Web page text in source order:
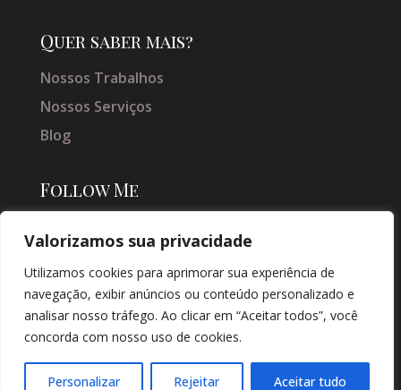
Valorizamos sua privacidade
Utilizamos cookies para aprimorar sua experiência de
navegação, exibir anúncios ou conteúdo personalizado e
analisar nosso tráfego. Ao clicar em “Aceitar todos”, você
concorda com nosso uso de cookies.
Personalizar Rejeitar Aceitar tudo
Quer saber mais?
Nossos Trabalhos
Nossos Serviços
Blog
Follow Me
SOLUÇÕES DIGITAIS |
CRIAÇÃO DE SITES